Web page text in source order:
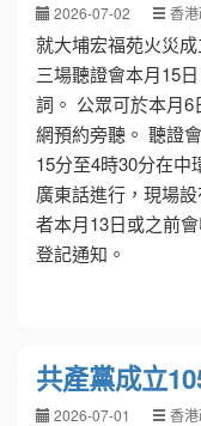
2026-07-02 香
就大埔宏福苑火災
三場聽證會本月15
詞。 公眾可於本月6
網預約旁聽。 聽證
15分至4時30分在中
廣東話進行，現場
者本月13日或之前
登記通知。
共產黨成立
2026-07-01 香